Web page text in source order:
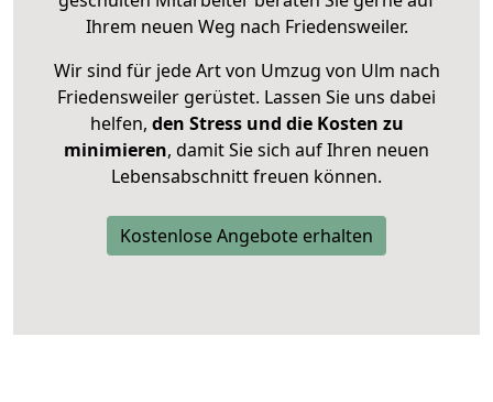
Ihrem neuen Weg nach Friedensweiler.
Wir sind für jede Art von Umzug von Ulm nach
Friedensweiler gerüstet. Lassen Sie uns dabei
helfen, den Stress und die Kosten zu
minimieren, damit Sie sich auf Ihren neuen
Lebensabschnitt freuen können.
Kostenlose Angebote erhalten